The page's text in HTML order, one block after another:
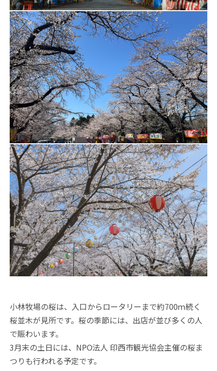
小林牧場の桜は、入口からロータリーまで約700ｍ続く
桜並木が見所です。桜の季節には、出店が並び多くの人
で賑わいます。
3月末の土日には、NPO法人 印西市観光協会主催の桜ま
つりも行われる予定です。